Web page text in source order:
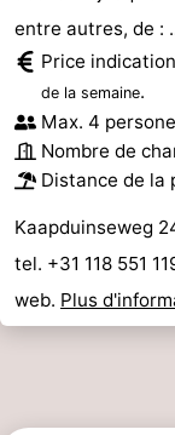
Oranjezon
Oostkapelle
-
Nature
de
Mantelingen
-
Domburg
-
Westkapelle
-
entre autres, de :
Price
de la semaine.
Max. 4
Nombre de
Distance de la
Kaapduinseweg
tel. +31 118 551
web. Plus